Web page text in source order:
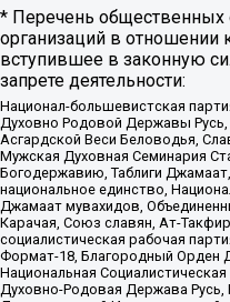
* Перечень общественных
организаций в отношении
вступившее в законную
запрете деятельности:
Национал-большевистская
Духовно Родовой Державы
Асгардской Веси Беловодья,
Мужская Духовная Семинария
Богодержавию, Таблиги
национальное единство,
Джамаат мувахидов,
Карачая, Союз славян, Ат-
социалистическая рабочая
Формат-18, Благородный Орден
Национальная
Духовно-Родовая Держава Русь,